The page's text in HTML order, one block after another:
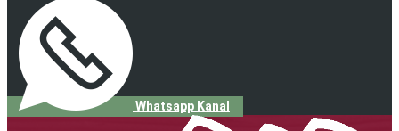
Whatsapp Kanal